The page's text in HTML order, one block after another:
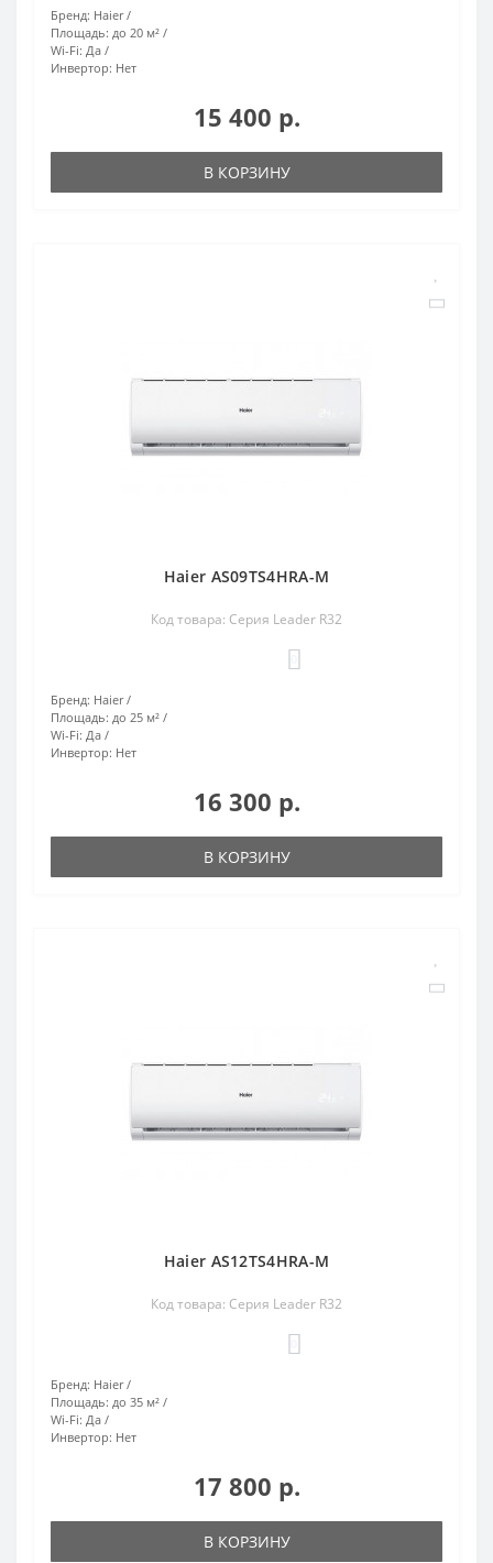
Бренд: Haier
Площадь: до 20 м²
Wi-Fi: Да
Инвертор: Нет
15 400 р.
В КОРЗИНУ
Haier AS09TS4HRA-M
Код товара: Серия Leader R32
Бренд: Haier
Площадь: до 25 м²
Wi-Fi: Да
Инвертор: Нет
16 300 р.
В КОРЗИНУ
Haier AS12TS4HRA-M
Код товара: Серия Leader R32
Бренд: Haier
Площадь: до 35 м²
Wi-Fi: Да
Инвертор: Нет
17 800 р.
В КОРЗИНУ